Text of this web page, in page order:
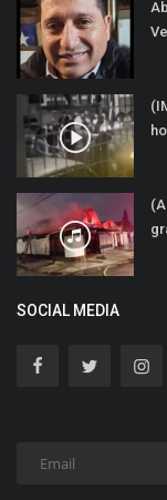
SOCIAL MEDIA